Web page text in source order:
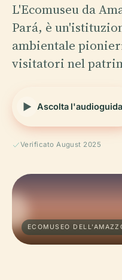
L'Ecomuseu da
Pará, è
ambientale
visitatori nel
Ascolta l'audioguida
Verificato August 2025
ECOMUSEO